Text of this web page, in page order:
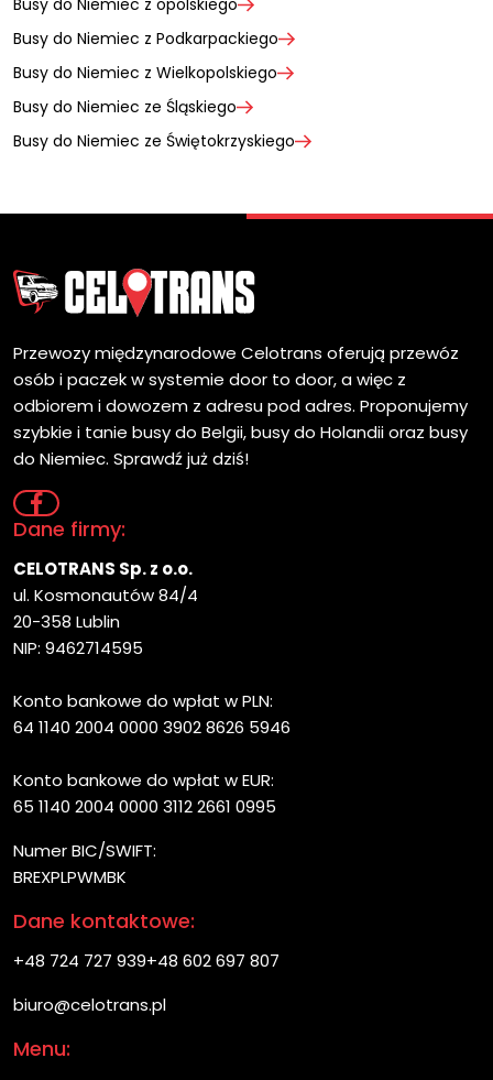
Busy do Niemiec z opolskiego
Busy do Niemiec z Podkarpackiego
Busy do Niemiec z Wielkopolskiego
Busy do Niemiec ze Śląskiego
Busy do Niemiec ze Świętokrzyskiego
Przewozy międzynarodowe Celotrans oferują przewóz
osób i paczek w systemie door to door, a więc z
odbiorem i dowozem z adresu pod adres. Proponujemy
szybkie i tanie busy do Belgii, busy do Holandii oraz busy
do Niemiec. Sprawdź już dziś!
Dane firmy:
CELOTRANS Sp. z o.o.
ul. Kosmonautów 84/4
20-358 Lublin
NIP: 9462714595
Konto bankowe do wpłat w PLN:
64 1140 2004 0000 3902 8626 5946
Konto bankowe do wpłat w EUR:
65 1140 2004 0000 3112 2661 0995
Numer BIC/SWIFT:
BREXPLPWMBK
Dane kontaktowe:
+48 724 727 939+48 602 697 807
biuro@celotrans.pl
Menu: